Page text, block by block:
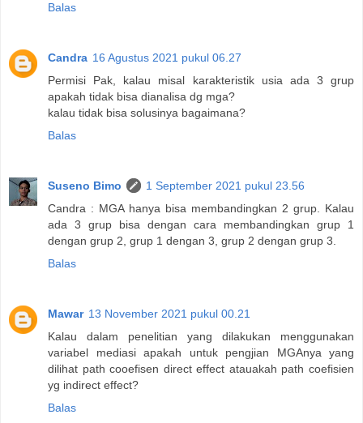
Balas
Candra 16 Agustus 2021 pukul 06.27
Permisi Pak, kalau misal karakteristik usia ada 3 grup
apakah tidak bisa dianalisa dg mga?
kalau tidak bisa solusinya bagaimana?
Balas
Suseno Bimo
1 September 2021 pukul 23.56
Candra : MGA hanya bisa membandingkan 2 grup. Kalau
ada 3 grup bisa dengan cara membandingkan grup 1
dengan grup 2, grup 1 dengan 3, grup 2 dengan grup 3.
Balas
Mawar 13 November 2021 pukul 00.21
Kalau dalam penelitian yang dilakukan menggunakan
variabel mediasi apakah untuk pengjian MGAnya yang
dilihat path cooefisen direct effect atauakah path coefisien
yg indirect effect?
Balas